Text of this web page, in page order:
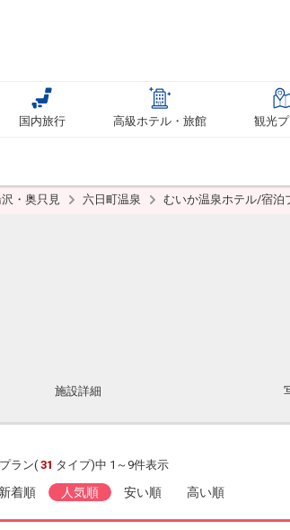
国内旅行 高級ホテル・旅館 観光
・奥只見 六日町温泉 むいか温泉ホテル/宿泊
施設詳細
プラン( 31 タイプ)中 1～9件表示
着順 人気順 安い順 高い順